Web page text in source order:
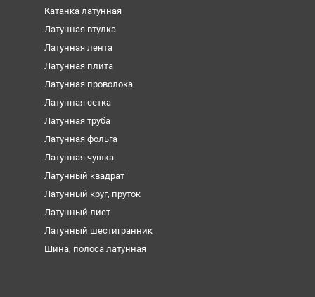
Катанка латунная
Латунная втулка
Латунная лента
Латунная плита
Латунная проволока
Латунная сетка
Латунная труба
Латунная фольга
Латунная чушка
Латунный квадрат
Латунный круг, пруток
Латунный лист
Латунный шестигранник
Шина, полоса латунная